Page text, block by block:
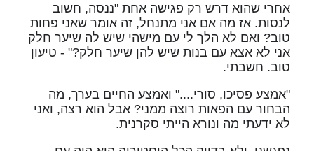
אחרי שהוא דרש רק פגישה אחת "ננסה, חשוב
לנסות. אז מה אם אני מתנחל, זה אומר שאני פחות
טוב? ואם לא הלך לי עם מישהי שיש לה שיער חלק
אני לא אצא עם בנות שיש להן שיער חלק?" - טיעון
טוב. חשבתי.
"אמצע פסיכו, סורי...." ואמצע החיים בערך, מה
הבחור עם הפאות רוצה ממני? אבל הוא רצה, ואני
לא ידעתי מה ונורא הייתי סקרנית.